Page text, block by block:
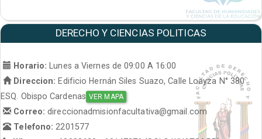
DERECHO Y CIENCIAS POLITICAS
Horario:
Lunes a Viernes de 09:00 A 16:00
Direccion: Edificio Hernán Siles Suazo, Calle Loayza N° 380
ESQ. Obispo Cardenas VER MAPA
Correo:direccionadmisionfacultativa@gmail.com
Telefono: 2201577